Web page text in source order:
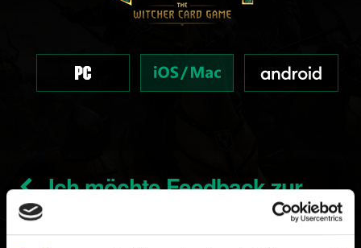
Ich möchte Feedback zur
Turnier-Plattform geben